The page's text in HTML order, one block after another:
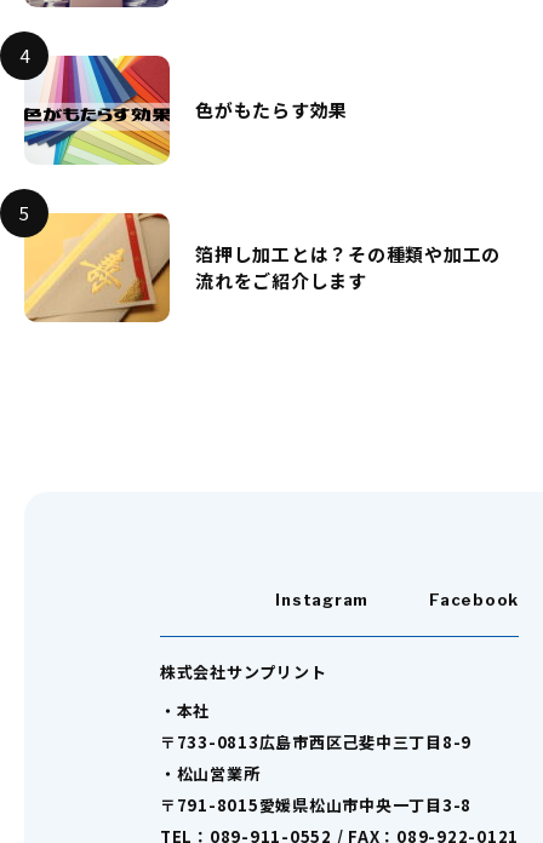
色がもたらす効果
箔押し加工とは？その種類や加工の
流れをご紹介します
Instagram Facebook
株式会社サンプリント
・本社
〒733-0813広島市西区己斐中三丁目8-9
・松山営業所
〒791-8015愛媛県松山市中央一丁目3-8
TEL：089-911-0552 / FAX：089-922-0121